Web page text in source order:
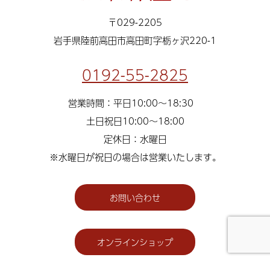
〒029-2205
岩手県陸前高田市高田町字栃ヶ沢220-1
0192-55-2825
営業時間：平日10:00～18:30
土日祝日10:00～18:00
定休日：水曜日
※水曜日が祝日の場合は営業いたします。
お問い合わせ
オンラインショップ